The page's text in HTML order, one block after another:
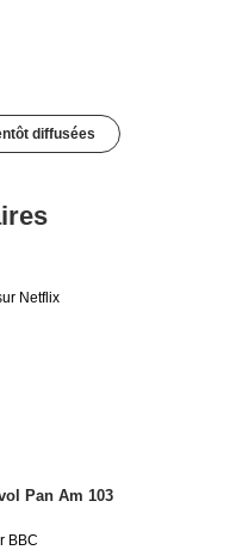
diffusées
Netflix
Pan Am 103
BBC